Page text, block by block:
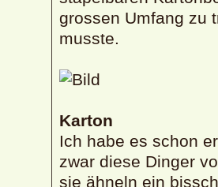
grossen Umfang zu
musste.
Karton
Ich habe es schon
zwar diese Dinger
sie ähneln ein